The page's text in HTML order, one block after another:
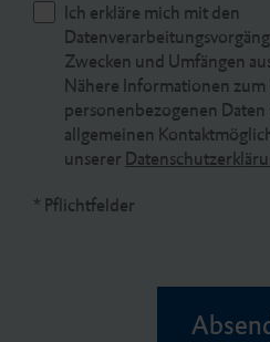
Ich erkläre mich mit den
Zwecken und Umfängen
Nähere Informationen zum
personenbezogenen
allgemeinen
unserer
* Pflichtfelder